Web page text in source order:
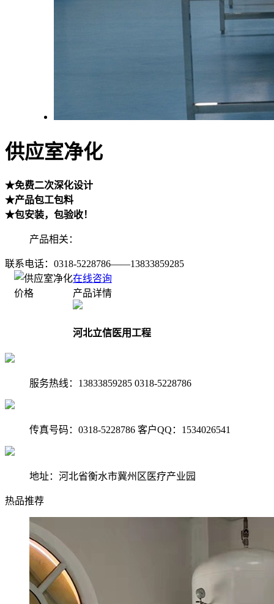
供应室净化
★免费二次深化设计
★产品包工包料
★包安装，包验收！
产品相关：
联系电话： 0318-5228786——13833859285
在线咨询
产品详情
河北立信医用工程
服务热线：13833859285 0318-5228786
传真号码：0318-5228786 客户QQ：1534026541
地址：河北省衡水市冀州区医疗产业园
热品推荐